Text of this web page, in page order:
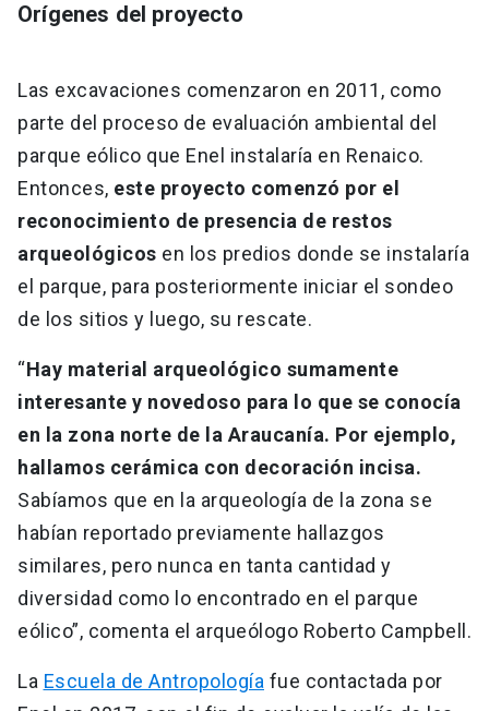
Orígenes del proyecto
Las excavaciones comenzaron en 2011, como
parte del proceso de evaluación ambiental del
parque eólico que Enel instalaría en Renaico.
Entonces, este proyecto comenzó por el
reconocimiento de presencia de restos
arqueológicos en los predios donde se instalaría
el parque, para posteriormente iniciar el sondeo
de los sitios y luego, su rescate.
“Hay material arqueológico sumamente
interesante y novedoso para lo que se conocía
en la zona norte de la Araucanía. Por ejemplo,
hallamos cerámica con decoración incisa.
Sabíamos que en la arqueología de la zona se
habían reportado previamente hallazgos
similares, pero nunca en tanta cantidad y
diversidad como lo encontrado en el parque
eólico”, comenta el arqueólogo Roberto Campbell.
La Escuela de Antropología fue contactada por